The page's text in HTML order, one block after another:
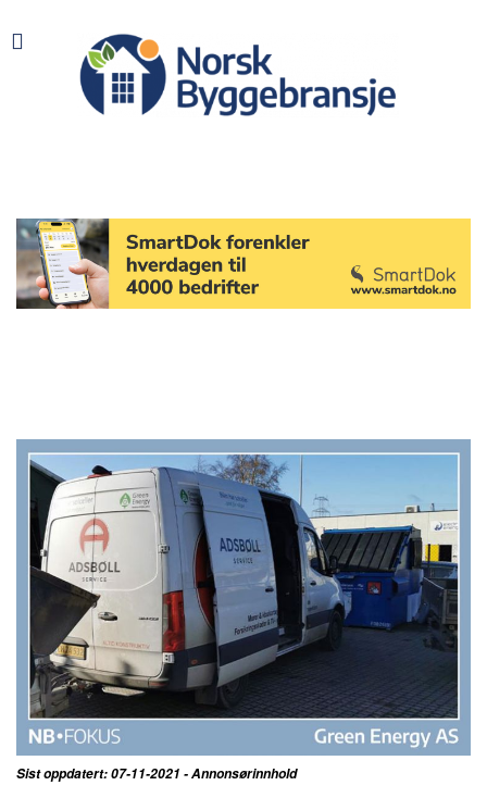
Sist oppdatert: 07-11-2021 - Annonsørinnhold